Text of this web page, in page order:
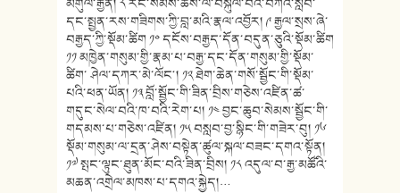
དང་སྤྱན་རས་གཟིགས་ཀྱི་བླ་མའི་རྣལ་འབྱོར། ༩ རྒྱལ་སྲས་ཞེ་
བརྒྱད་ཀྱི་སྡོམ་ཚིག ༡༠ དངོས་བརྒྱད་དོན་བདུན་ཅུའི་སྡོམ་ཚིག
༡༡ མཁྱེན་གསུམ་གྱི་རྣམ་པ་བརྒྱ་དང་དོན་གསུམ་གྱི་སྡོམ་
ཚིག་ ཤེལ་དཀར་མེ་ལོང༌། ༡༢ ཐེག་ཆེན་གསོ་སྦྱོང་གི་སྡོམ་
པའི་ཕན་ཡོན། ༡༣ བློ་སྦྱོང་གི་ཟིན་བྲིས་གཅེས་འཛིན་ཚ་
གདུང་སེལ་བའི་ཁ་བའི་རེག་པ། ༡༤ བྱང་ཆུབ་སེམས་སྦྱོང་གི་
གདམས་པ་གཅེས་འཛིན། ༡༥ བསླབ་བྱ་སྙིང་གི་གཟེར་བུ། ༡༦
སྡོམ་གསུམ་ལ་དྲན་ཤེས་བསྟེན་ཚུལ་སྐལ་བཟང་དགའ་སྟོན།
༡༧ སྤང་ལྟུང་ཐུན་མོང་བའི་ཟིན་བྲིས། ༡༨ འདུལ་བ་རྒྱ་མཚོའི་
མཆན་འགྲེལ་མཁས་པ་དགའ་སྐྱེད།…